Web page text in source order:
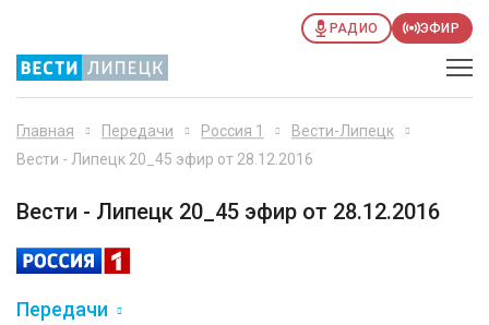
РАДИО ЭФИР
Главная Передачи Россия 1
Вести-Липецк
Вести - Липецк 20_45 эфир от 28.12.2016
Вести - Липецк 20_45 эфир от 28.12.2016
Передачи